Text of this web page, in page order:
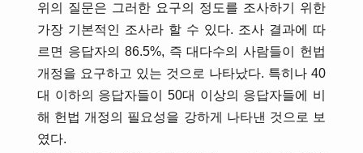
위의 질문은 그러한 요구의 정도를 조사하기 위한
가장 기본적인 조사라 할 수 있다. 조사 결과에 따
르면 응답자의 86.5%, 즉 대다수의 사람들이 헌법
개정을 요구하고 있는 것으로 나타났다. 특히나 40
대 이하의 응답자들이 50대 이상의 응답자들에 비
해 헌법 개정의 필요성을 강하게 나타낸 것으로 보
였다.